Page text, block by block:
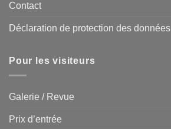
Contact
Déclaration de protection des données
Pour les visiteurs
Galerie / Revue
Prix d’entrée